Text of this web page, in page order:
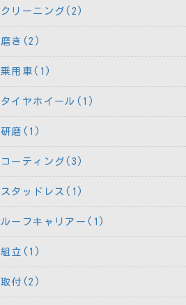
クリーニング(2)
磨き(2)
乗用車(1)
タイヤホイール(1)
研磨(1)
コーティング(3)
スタッドレス(1)
ルーフキャリアー(1)
組立(1)
取付(2)